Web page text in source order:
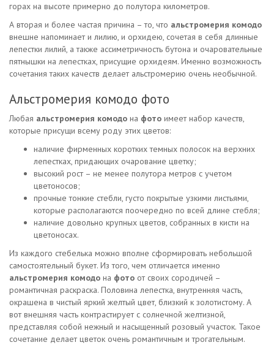
горах на высоте примерно до полутора километров.
А вторая и более частая причина – то, что альстромерия комодо
внешне напоминает и лилию, и орхидею, сочетая в себя длинные
лепестки лилий, а также ассиметричность бутона и очаровательные
пятнышки на лепестках, присущие орхидеям. Именно возможность
сочетания таких качеств делает альстромерию очень необычной.
Альстромерия комодо фото
Любая альстромерия комодо на фото имеет набор качеств,
которые присущи всему роду этих цветов:
наличие фирменных коротких темных полосок на верхних
лепестках, придающих очарование цветку;
высокий рост – не менее полутора метров с учетом
цветоносов;
прочные тонкие стебли, густо покрытые узкими листьями,
которые располагаются поочередно по всей длине стебля;
наличие довольно крупных цветов, собранных в кисти на
цветоносах.
Из каждого стебелька можно вполне сформировать небольшой
самостоятельный букет. Из того, чем отличается именно
альстромерия комодо на фото от своих сородичей –
романтичная раскраска. Половина лепестка, внутренняя часть,
окрашена в чистый яркий желтый цвет, близкий к золотистому. А
вот внешняя часть контрастирует с солнечной желтизной,
представляя собой нежный и насыщенный розовый участок. Такое
сочетание делает цветок очень романтичным и трогательным.